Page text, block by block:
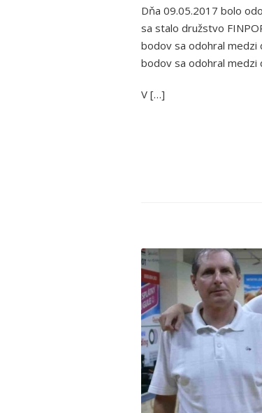
Dňa 09.05.2017 bolo
sa stalo družstvo
bodov sa odohral medzi
bodov sa odohral medzi
V […]
Aktuality